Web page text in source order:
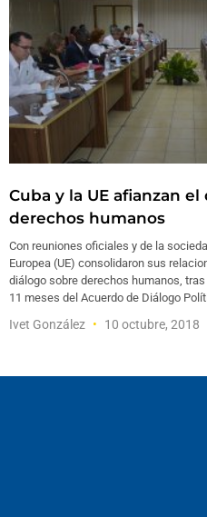
Cuba y la UE afianzan
derechos humanos
Con reuniones oficiales y de la
Europea (UE) consolidaron sus
diálogo sobre derechos humanos,
11 meses del Acuerdo de Diálogo
Ivet González 10 octubre, 2018